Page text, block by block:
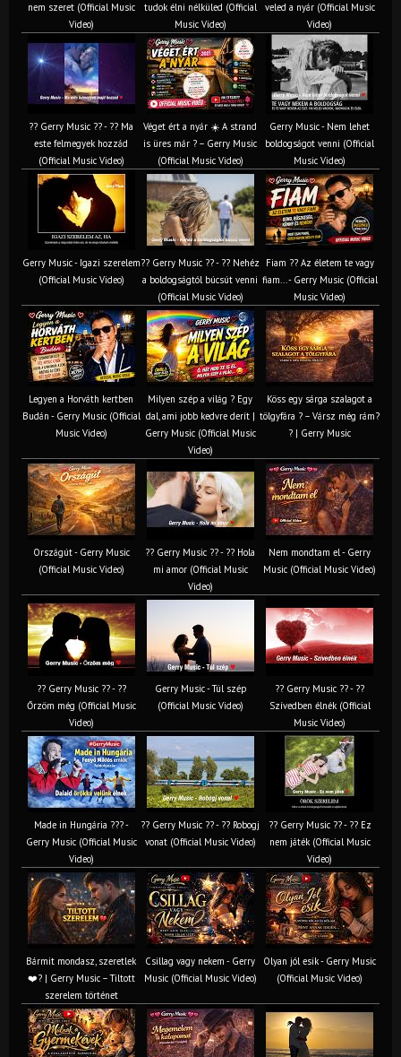
nem szeret (Official Music
Video)
tudok élni nélküled (Official
Music Video)
veled a nyár (Official Music
Video)
?? Gerry Music ?? - ?? Ma
este felmegyek hozzád
(Official Music Video)
Véget ért a nyár ☀️ A strand
is üres már ? – Gerry Music
(Official Music Video)
Gerry Music - Nem lehet
boldogságot venni (Official
Music Video)
Gerry Music - Igazi szerelem
(Official Music Video)
?? Gerry Music ?? - ?? Nehéz
a boldogságtól búcsút venni
(Official Music Video)
Fiam ?‍? Az életem te vagy
fiam... - Gerry Music (Official
Music Video)
Legyen a Horváth kertben
Budán - Gerry Music (Official
Music Video)
Milyen szép a világ ? Egy
dal, ami jobb kedvre derít |
Gerry Music (Official Music
Video)
Köss egy sárga szalagot a
tölgyfára ?️ – Vársz még rám?
? | Gerry Music
Országút - Gerry Music
(Official Music Video)
?? Gerry Music ?? - ?? Hola
mi amor (Official Music
Video)
Nem mondtam el - Gerry
Music (Official Music Video)
?? Gerry Music ?? - ??
Őrzöm még (Official Music
Video)
Gerry Music - Túl szép
(Official Music Video)
?? Gerry Music ?? - ??
Szívedben élnék (Official
Music Video)
Made in Hungária ??? -
Gerry Music (Official Music
Video)
?? Gerry Music ?? - ?? Robogj
vonat (Official Music Video)
?? Gerry Music ?? - ?? Ez
nem játék (Official Music
Video)
Bármit mondasz, szeretlek
❤️‍? | Gerry Music – Tiltott
szerelem történet
Csillag vagy nekem - Gerry
Music (Official Music Video)
Olyan jól esik - Gerry Music
(Official Music Video)